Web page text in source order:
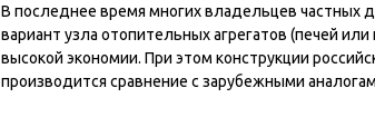
В последнее время многих владельцев частных
вариант узла отопительных агрегатов (печей
высокой экономии. При этом конструкции
производится сравнение с зарубежными